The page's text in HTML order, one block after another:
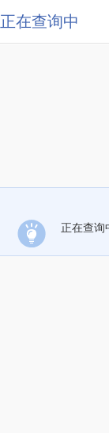
正在查询中
正在查询